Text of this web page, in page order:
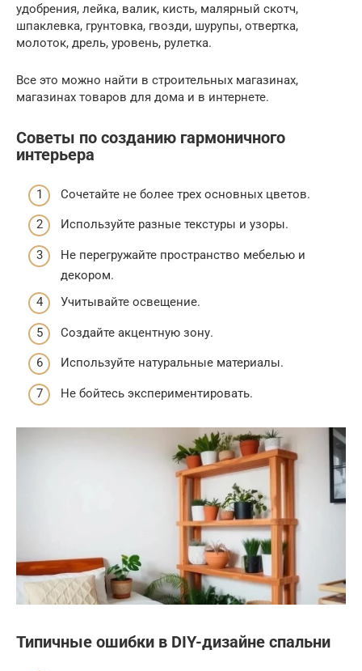
удобрения, лейка, валик, кисть, малярный скотч,
шпаклевка, грунтовка, гвозди, шурупы, отвертка,
молоток, дрель, уровень, рулетка.
Все это можно найти в строительных магазинах,
магазинах товаров для дома и в интернете.
Советы по созданию гармоничного
интерьера
Сочетайте не более трех основных цветов.
Используйте разные текстуры и узоры.
Не перегружайте пространство мебелью и
декором.
Учитывайте освещение.
Создайте акцентную зону.
Используйте натуральные материалы.
Не бойтесь экспериментировать.
Типичные ошибки в DIY-дизайне спальни